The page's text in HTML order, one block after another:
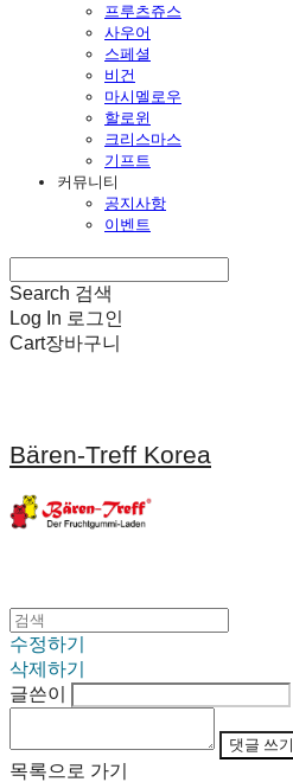
프루츠쥬스
사우어
스페셜
비건
마시멜로우
할로윈
크리스마스
기프트
커뮤니티
공지사항
이벤트
Search 검색
Log In 로그인
Cart장바구니
Bären-Treff Korea
수정하기
삭제하기
글쓴이
댓글 쓰기
목록으로 가기